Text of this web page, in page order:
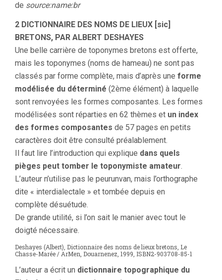
de source:name:br
2 DICTIONNAIRE DES NOMS DE LIEUX [sic]
BRETONS, PAR ALBERT DESHAYES
Une belle carrière de toponymes bretons est offerte,
mais les toponymes (noms de hameau) ne sont pas
classés par forme complète, mais d’après une forme
modélisée du déterminé (2ème élément) à laquelle
sont renvoyées les formes composantes. Les formes
modélisées sont réparties en 62 thèmes et un index
des formes composantes de 57 pages en petits
caractères doit être consulté préalablement.
Il faut lire l’introduction qui explique dans quels
pièges peut tomber le toponymiste amateur.
L’auteur n’utilise pas le peurunvan, mais l’orthographe
dite « interdialectale » et tombée depuis en
complète désuétude.
De grande utilité, si l’on sait le manier avec tout le
doigté nécessaire.
Deshayes (Albert), Dictionnaire des noms de lieux bretons, Le
Chasse-Marée / ArMen, Douarnenez, 1999, ISBN2-903708-85-1
L’auteur a écrit un dictionnaire topographique du